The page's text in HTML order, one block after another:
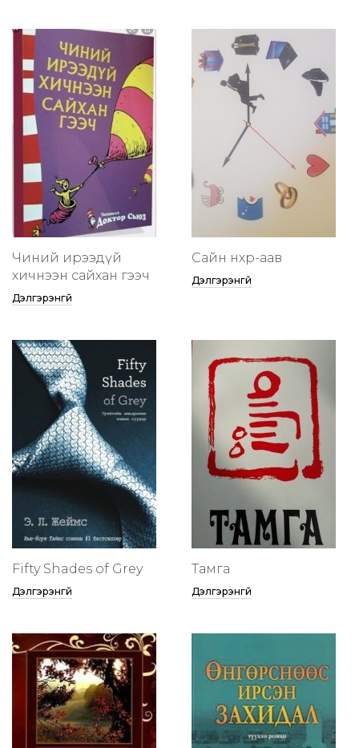
Чиний ирээдүй
хичнээн сайхан гээч
Дэлгэрэнгүй
Сайн нөхөр-аав
Дэлгэрэнгүй
Fifty Shades of Grey
Дэлгэрэнгүй
Тамга
Дэлгэрэнгүй